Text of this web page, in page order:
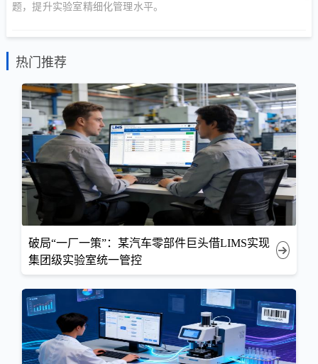
题，提升实验室精细化管理水平。
热门推荐
破局“一厂一策”：某汽车零部件巨头借LIMS实现
集团级实验室统一管控